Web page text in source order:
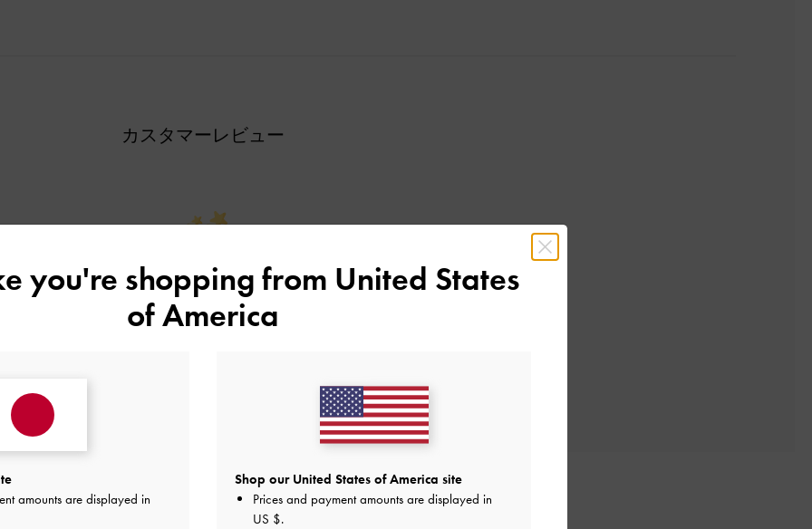
カスタマーレビュー
ご感想をお聞かせください
Let us know what you think
you're shopping from United States
of America
amounts are displayed in
Shop our United States of America site
Prices and payment amounts are displayed in
US $.